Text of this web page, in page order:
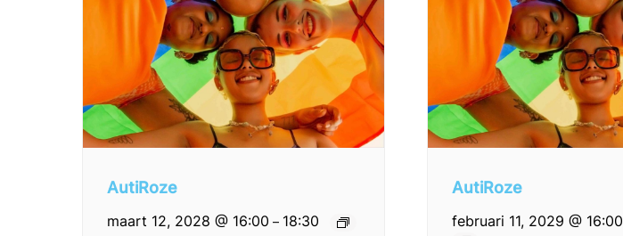
AutiRoze
maart 12, 2028 @ 16:00 – 18:30
AutiRoze
februari 11, 2029 @ 16:00